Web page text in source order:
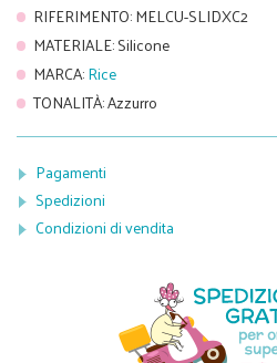
RIFERIMENTO:MELCU-SLIDXC2
MATERIALE:Silicone
MARCA:Rice
TONALITÀ:Azzurro
Pagamenti
Spedizioni
Condizioni di vendita